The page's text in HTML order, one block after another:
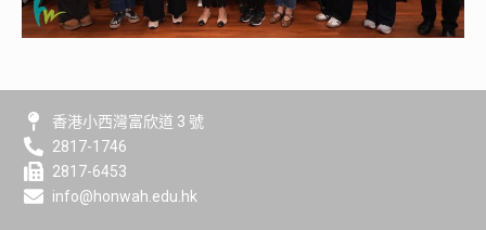
香港小西灣富欣道 3 號
2817-1746
2817-6453
info@honwah.edu.hk